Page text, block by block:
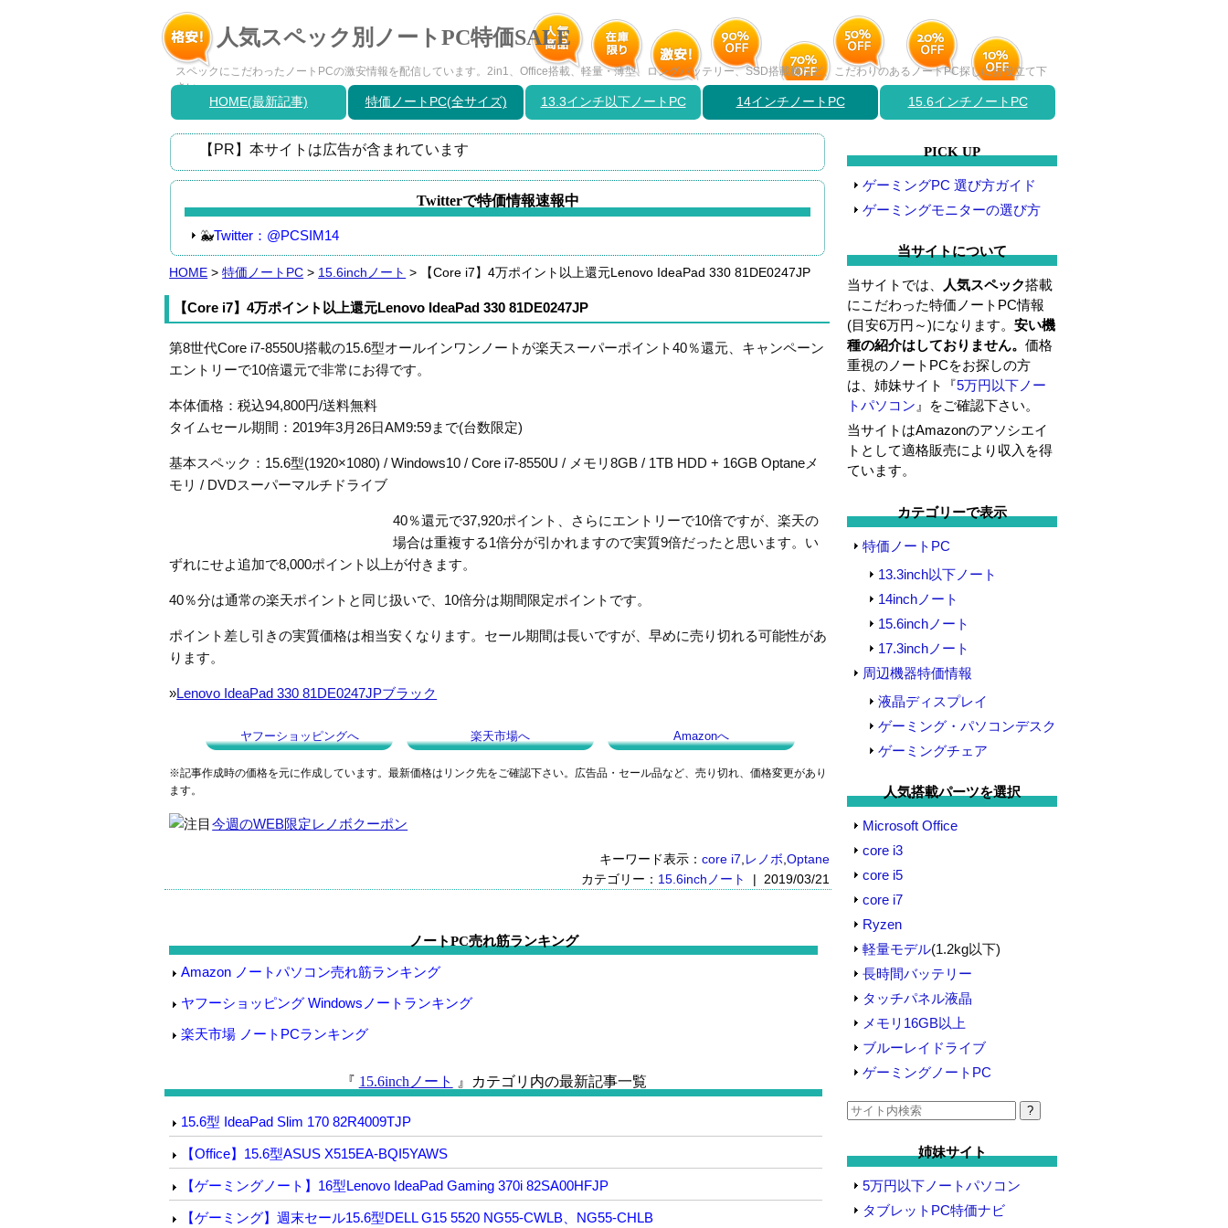
人気スペック別ノートPC特価SALE
スペックにこだわったノートPCの激安情報を配信しています。2in1、Office搭載、軽量・薄型、ロングバッテリー、SSD搭載機など、こだわりのあるノートPC探しにお役立て下
さい。
HOME(最新記事) 特価ノートPC(全サイズ) 13.3インチ以下ノートPC 14インチノートPC 15.6インチノートPC
【PR】本サイトは広告が含まれています
Twitterで特価情報速報中
🐳Twitter：@PCSIM14
HOME >特価ノートPC > 15.6inchノート > 【Core i7】4万ポイント以上還元Lenovo IdeaPad 330 81DE0247JP
【Core i7】4万ポイント以上還元Lenovo IdeaPad 330 81DE0247JP
第8世代Core i7-8550U搭載の15.6型オールインワンノートが楽天スーパーポイント40％還元、キャンペーン
エントリーで10倍還元で非常にお得です。
本体価格：税込94,800円/送料無料
タイムセール期間：2019年3月26日AM9:59まで(台数限定)
基本スペック：15.6型(1920×1080) / Windows10 / Core i7-8550U / メモリ8GB / 1TB HDD + 16GB Optaneメ
モリ / DVDスーパーマルチドライブ
40％還元で37,920ポイント、さらにエントリーで10倍ですが、楽天の
場合は重複する1倍分が引かれますので実質9倍だったと思います。い
ずれにせよ追加で8,000ポイント以上が付きます。
40％分は通常の楽天ポイントと同じ扱いで、10倍分は期間限定ポイントです。
ポイント差し引きの実質価格は相当安くなります。セール期間は長いですが、早めに売り切れる可能性があ
ります。
»Lenovo IdeaPad 330 81DE0247JPブラック
ヤフーショッピングへ 楽天市場へ Amazonへ
※記事作成時の価格を元に作成しています。最新価格はリンク先をご確認下さい。広告品・セール品など、売り切れ、価格変更があり
ます。
今週のWEB限定レノボクーポン
キーワード表示：core i7 レノボ ,Optane
カテゴリー： 15.6inchノート | 2019/03/21
ノートPC売れ筋ランキング
Amazon ノートパソコン売れ筋ランキング
ヤフーショッピング Windowsノートランキング
楽天市場 ノートPCランキング
『 15.6inchノート 』カテゴリ内の最新記事一覧
15.6型 IdeaPad Slim 170 82R4009TJP
【Office】15.6型ASUS X515EA-BQI5YAWS
【ゲーミングノート】16型Lenovo IdeaPad Gaming 370i 82SA00HFJP
【ゲーミング】週末セール15.6型DELL G15 5520 NG55-CWLB、NG55-CHLB
PICK UP
ゲーミングPC 選び方ガイド
ゲーミングモニターの選び方
当サイトについて
当サイトでは、 人気スペック搭載
にこだわった特価ノートPC情報
(目安6万円～)になります。 安い機
種の紹介はしておりません。 価格
重視のノートPCをお探しの方
は、姉妹サイト『5万円以下ノー
トパソコン 』をご確認下さい。
当サイトはAmazonのアソシエイ
トとして適格販売により収入を得
ています。
カテゴリーで表示
特価ノートPC
13.3inch以下ノート
14inchノート
15.6inchノート
17.3inchノート
周辺機器特価情報
液晶ディスプレイ
ゲーミング・パソコンデスク
ゲーミングチェア
人気搭載パーツを選択
Microsoft Office
core i3
core i5
core i7
Ryzen
軽量モデル(1.2kg以下)
長時間バッテリー
タッチパネル液晶
メモリ16GB以上
ブルーレイドライブ
ゲーミングノートPC
検
姉妹サイト
5万円以下ノートパソコン
タブレットPC特価ナビ